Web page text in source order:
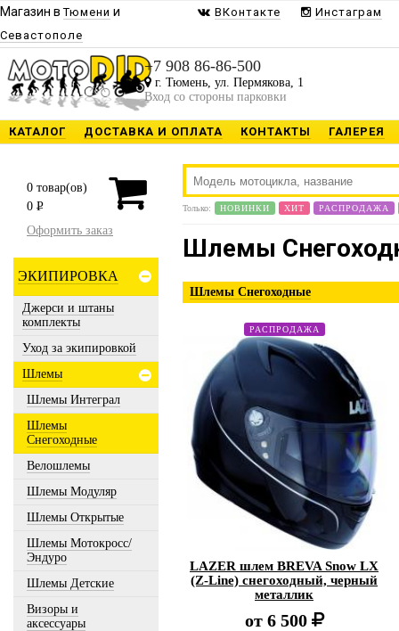
Магазин вТюмени и
Севастополе
ВКонтакте Инстаграм
+7 908 86-86-500
г. Тюмень, ул. Пермякова, 1
Вход со стороны парковки
КАТАЛОГ ДОСТАВКА И ОПЛАТА КОНТАКТЫ ГАЛЕРЕЯ
0 товар(ов)
0 P
Оформить заказ
ЭКИПИРОВКА
Джерси и штаны
комплекты
Уход за экипировкой
Шлемы
Шлемы Интеграл
Шлемы
Снегоходные
Велошлемы
Шлемы Модуляр
Шлемы Открытые
Шлемы Мотокросс/
Эндуро
Шлемы Детские
Визоры и
аксессуары
Только: НОВИНКИ ХИТ РАСПРОДАЖА
Шлемы
Шлемы Снегоходные
РАСПРОДАЖА
LAZER шлем BREVA Snow LX
(Z-Line) снегоходный, черный
металлик
от 6 500